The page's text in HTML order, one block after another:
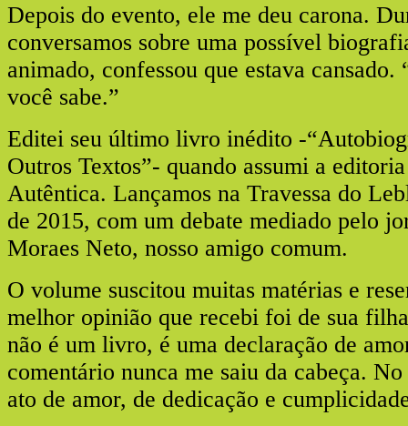
Depois do evento, ele me deu carona.
conversamos sobre uma possível
animado, confessou que estava cansado.
você sabe.”
Editei seu último livro inédito -
Outros Textos”- quando assumi a
Autêntica. Lançamos na Travessa do
de 2015, com um debate mediado pelo
Moraes Neto, nosso amigo comum.
O volume suscitou muitas matérias e
melhor opinião que recebi foi de sua
não é um livro, é uma declaração de
comentário nunca me saiu da cabeça.
ato de amor, de dedicação e